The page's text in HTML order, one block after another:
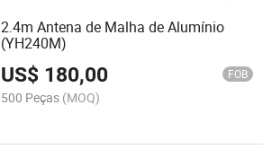
2.4m Antena de Malha de Alumínio
(YH240M)
US$ 180,00 FOB
500 Peças (MOQ)